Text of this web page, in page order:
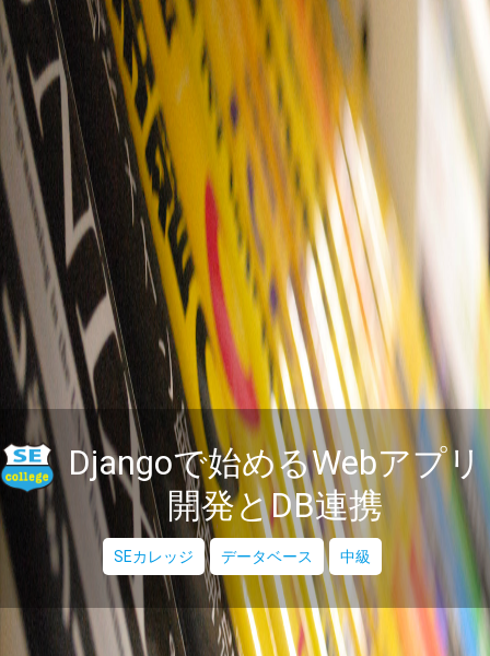
Djangoで始めるWebアプリ
開発とDB連携
SEカレッジ データベース 中級